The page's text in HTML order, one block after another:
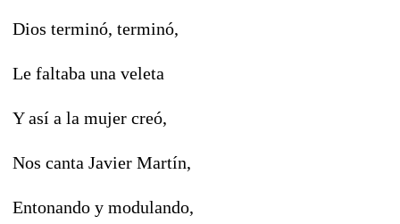
Dios terminó, terminó,
Le faltaba una veleta
Y así a la mujer creó,
Nos canta Javier Martín,
Entonando y modulando,